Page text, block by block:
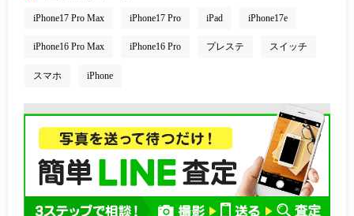
iPhone17 Pro Max iPhone17 Pro iPad iPhone17e
iPhone16 Pro Max iPhone16 Pro プレステ スイッチ
スマホ iPhone